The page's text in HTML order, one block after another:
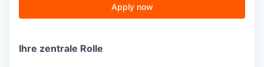
Apply now
Ihre zentrale Rolle